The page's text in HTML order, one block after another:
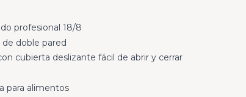
profesional 18/8
doble pared
cubierta deslizante fácil de abrir y cerrar
para alimentos